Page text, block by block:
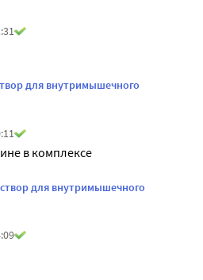
для внутримышечного
в комплексе
для внутримышечного